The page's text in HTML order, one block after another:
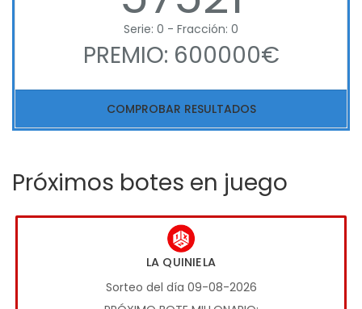
Serie: 0 - Fracción: 0
PREMIO: 600000€
COMPROBAR RESULTADOS
Próximos botes en juego
LA QUINIELA
Sorteo del día 09-08-2026